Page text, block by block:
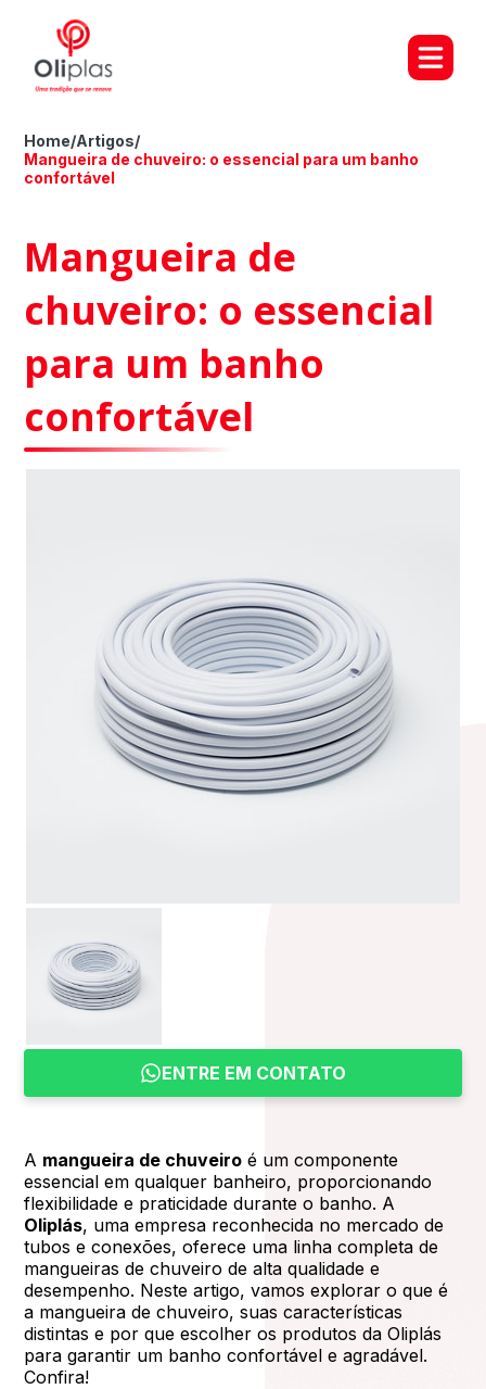
Home/Artigos/
Mangueira de chuveiro: o essencial para um banho
confortável
Mangueira de
chuveiro: o essencial
para um banho
confortável
ENTRE EM CONTATO
A mangueira de chuveiro é um componente
essencial em qualquer banheiro, proporcionando
flexibilidade e praticidade durante o banho. A
Oliplás, uma empresa reconhecida no mercado de
tubos e conexões, oferece uma linha completa de
mangueiras de chuveiro de alta qualidade e
desempenho. Neste artigo, vamos explorar o que é
a mangueira de chuveiro, suas características
distintas e por que escolher os produtos da Oliplás
para garantir um banho confortável e agradável.
Confira!